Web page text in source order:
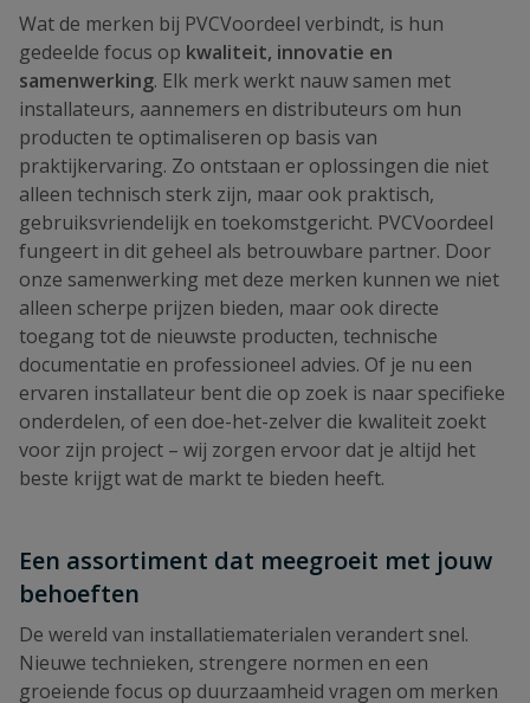
Wat de merken bij PVCVoordeel verbindt, is hun
gedeelde focus op kwaliteit, innovatie en
samenwerking. Elk merk werkt nauw samen met
installateurs, aannemers en distributeurs om hun
producten te optimaliseren op basis van
praktijkervaring. Zo ontstaan er oplossingen die niet
alleen technisch sterk zijn, maar ook praktisch,
gebruiksvriendelijk en toekomstgericht. PVCVoordeel
fungeert in dit geheel als betrouwbare partner. Door
onze samenwerking met deze merken kunnen we niet
alleen scherpe prijzen bieden, maar ook directe
toegang tot de nieuwste producten, technische
documentatie en professioneel advies. Of je nu een
ervaren installateur bent die op zoek is naar specifieke
onderdelen, of een doe-het-zelver die kwaliteit zoekt
voor zijn project – wij zorgen ervoor dat je altijd het
beste krijgt wat de markt te bieden heeft.
Een assortiment dat meegroeit met jouw
behoeften
De wereld van installatiematerialen verandert snel.
Nieuwe technieken, strengere normen en een
groeiende focus op duurzaamheid vragen om merken